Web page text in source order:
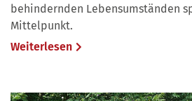
behindernden Lebensumständen
Mittelpunkt.
Weiterlesen